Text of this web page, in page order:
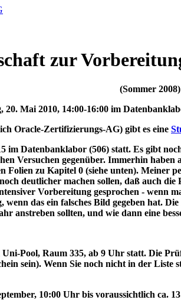
zur
(Sommer 2008)
Mai 2010, 14:00-16:00 im
Oracle-Zertifizierungs-AG) gibt es eine
Datenbanklabor (506) statt. Es gibt
Versuchen gegenüber. Immerhin
Folien zu Kapitel 0 (siehe unten). Meiner
deutlicher machen sollen, daß auch
Vorbereitung gesprochen -
das ein falsches Bild gegeben hat.
anstreben sollten, und wie dann eine
Pool, Raum 335, ab 9 Uhr statt. Die
sein). Wenn Sie noch nicht in der Liste
10:00 Uhr bis voraussichtlich ca.